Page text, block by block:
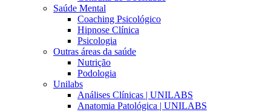
Saúde Mental
Coaching Psicológico
Hipnose Clínica
Psicologia
Outras áreas da saúde
Nutrição
Podologia
Unilabs
Análises Clínicas | UNILABS
Anatomia Patológica | UNILABS